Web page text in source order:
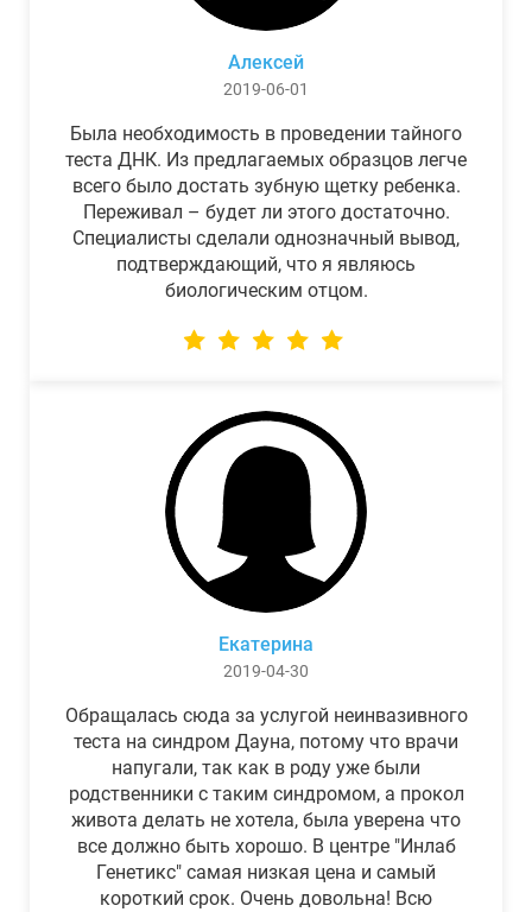
Алексей
2019-06-01
Была необходимость в проведении тайного
теста ДНК. Из предлагаемых образцов легче
всего было достать зубную щетку ребенка.
Переживал – будет ли этого достаточно.
Специалисты сделали однозначный вывод,
подтверждающий, что я являюсь
биологическим отцом.
Екатерина
2019-04-30
Обращалась сюда за услугой неинвазивного
теста на синдром Дауна, потому что врачи
напугали, так как в роду уже были
родственники с таким синдромом, а прокол
живота делать не хотела, была уверена что
все должно быть хорошо. В центре "Инлаб
Генетикс" самая низкая цена и самый
короткий срок. Очень довольна! Всю